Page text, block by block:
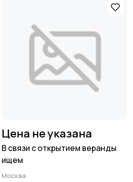
Цена не указана
В связи с открытием веранды
ищем
Москва